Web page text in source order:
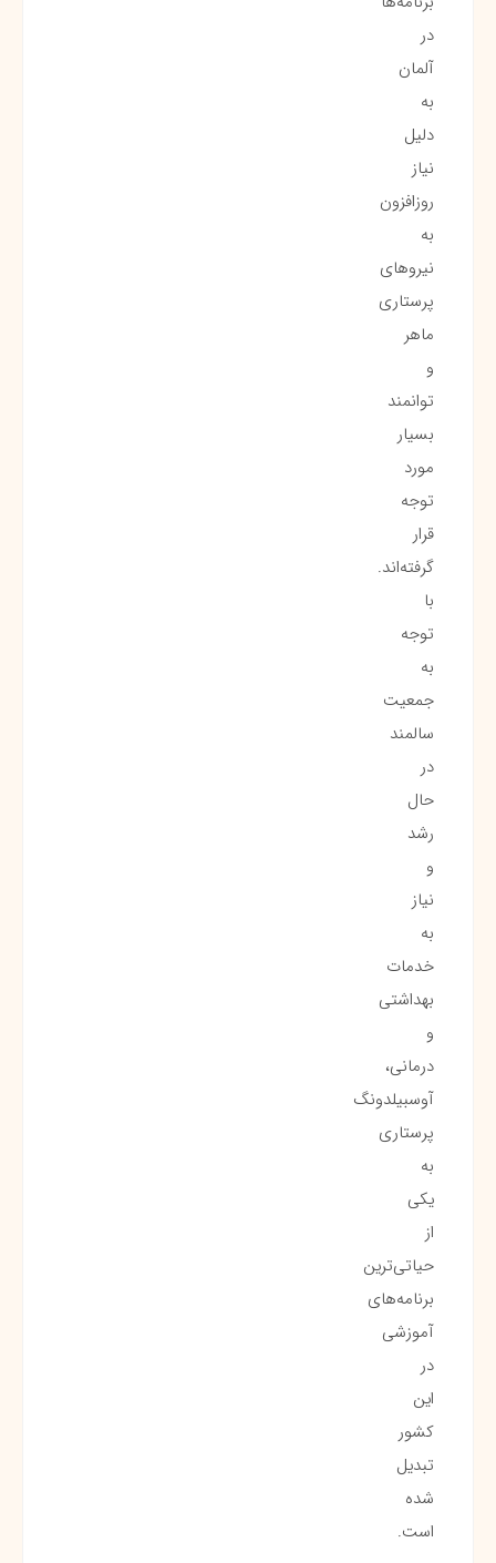
در
آلمان
به
دلیل
نیاز
روزافزون
به
نیروهای
پرستاری
ماهر
و
توانمند
بسیار
مورد
توجه
قرار
گرفته‌اند.
با
توجه
به
جمعیت
سالمند
در
حال
رشد
و
نیاز
به
خدمات
بهداشتی
و
درمانی،
آوسبیلدونگ
پرستاری
به
یکی
از
حیاتی‌ترین
برنامه‌های
آموزشی
در
این
کشور
تبدیل
شده
است.